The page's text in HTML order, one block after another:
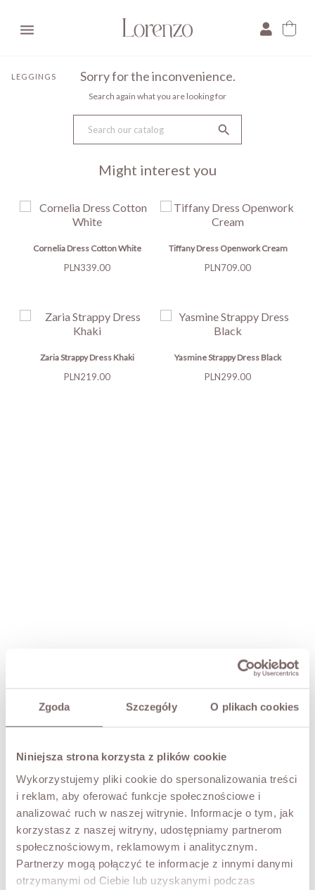
Zgoda Szczegóły O plikach cookies
Niniejsza strona korzysta z plików cookie
Wykorzystujemy pliki cookie do spersonalizowania treści
i reklam, aby oferować funkcje społecznościowe i
analizować ruch w naszej witrynie. Informacje o tym, jak
korzystasz z naszej witryny, udostępniamy partnerom
społecznościowym, reklamowym i analitycznym.
Partnerzy mogą połączyć te informacje z innymi danymi
otrzymanymi od Ciebie lub uzyskanymi podczas

LEGGINGS Sorry for the inconvenience.
Search again what you are looking for

Might interest you
Cornelia Dress Cotton White
Price
PLN339.00
Tiffany Dress Openwork Cream
Price
PLN709.00
Zaria Strappy Dress Khaki
Price
PLN219.00
Yasmine Strappy Dress Black
Price
PLN299.00